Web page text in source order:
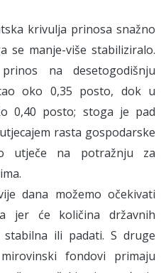
krivulja prinosa snažno
se manje-više stabiliziralo.
na desetogodišnju
oko 0,35 posto, dok u
0,40 posto; stoga je pad
rasta gospodarske
utječe na potražnju za
dana možemo očekivati
jer će količina državnih
ili padati. S druge
fondovi primaju